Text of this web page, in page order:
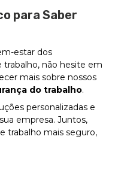
para Saber
estar dos
não hesite em
mais sobre nossos
do trabalho.
personalizadas e
empresa. Juntos,
trabalho mais seguro,